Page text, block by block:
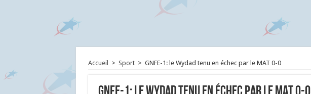
Accueil > Sport > GNFE-1: le Wydad tenu en échec par le MAT 0-0